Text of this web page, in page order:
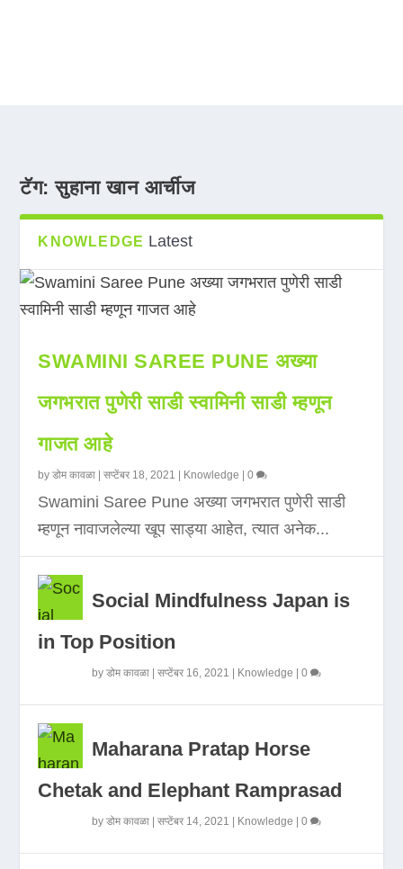
टॅग:सुहाना खान आर्चीज
KNOWLEDGE Latest
SWAMINI SAREE PUNE अख्या
जगभरात पुणेरी साडी स्वामिनी साडी म्हणून
गाजत आहे
byडोम कावळा |सप्टेंबर 18, 2021 Knowledge |0
Swamini Saree Pune अख्या जगभरात पुणेरी साडी
म्हणून नावाजलेल्या खूप साड्या आहेत, त्यात अनेक...
Social Mindfulness Japan is
in Top Position
byडोम कावळा |सप्टेंबर 16, 2021 Knowledge |0
Maharana Pratap Horse
Chetak and Elephant Ramprasad
byडोम कावळा |सप्टेंबर 14, 2021 Knowledge |0